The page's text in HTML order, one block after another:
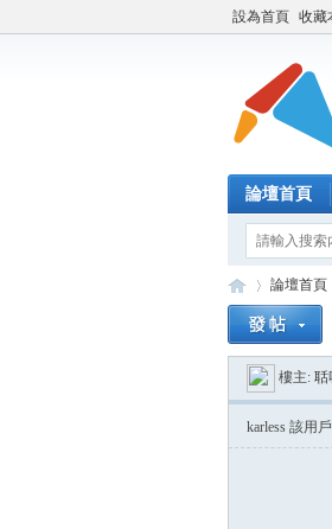
設為首頁 收藏
論壇首頁
»
論壇首頁
樓主: 聒
karless 該用